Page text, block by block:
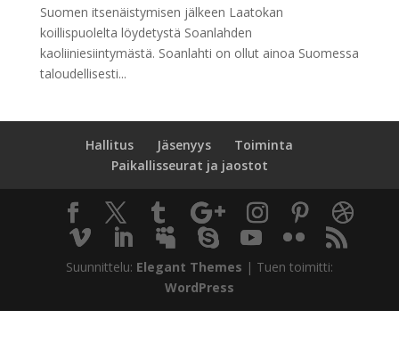
Suomen itsenäistymisen jälkeen Laatokan
koillispuolelta löydetystä Soanlahden
kaoliiniesiintymästä. Soanlahti on ollut ainoa Suomessa
taloudellisesti...
Hallitus Jäsenyys
Toiminta
Paikallisseurat ja jaostot
Suunnittelu: Elegant Themes | Tuen toimitti:
WordPress